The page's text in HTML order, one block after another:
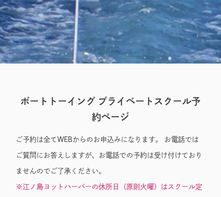
Entry
ボートトーイング プライベートスクール予
約ページ
ご予約は全てWEBからのお申込みになります。 お電話では
ご質問にお答えしますが、お電話での予約は受け付けており
ませんのでご了承ください。
※江ノ島ヨットハーバーの休所日（原則火曜）はスクール定